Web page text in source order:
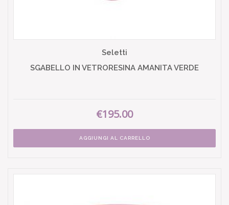
Seletti
SGABELLO IN VETRORESINA AMANITA VERDE
€195.00
AGGIUNGI AL CARRELLO